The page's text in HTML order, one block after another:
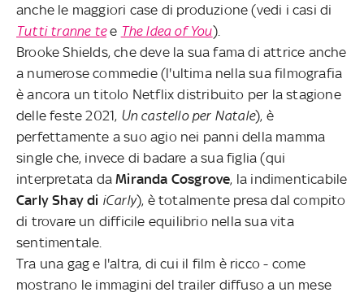
anche le maggiori case di produzione (vedi i casi di
Tutti tranne tee The Idea of You).
Brooke Shields, che deve la sua fama di attrice anche
a numerose commedie (l'ultima nella sua filmografia
è ancora un titolo Netflix distribuito per la stagione
delle feste 2021, Un castello per Natale), è
perfettamente a suo agio nei panni della mamma
single che, invece di badare a sua figlia (qui
interpretata daMiranda Cosgrove, la indimenticabile
Carly Shay di iCarly), è totalmente presa dal compito
di trovare un difficile equilibrio nella sua vita
sentimentale.
Tra una gag e l'altra, di cui il film è ricco - come
mostrano le immagini del trailer diffuso a un mese